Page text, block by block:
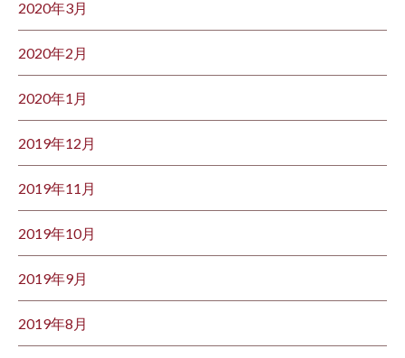
2020年3月
2020年2月
2020年1月
2019年12月
2019年11月
2019年10月
2019年9月
2019年8月